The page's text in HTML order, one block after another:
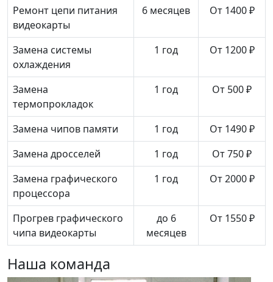
Ремонт цепи питания
видеокарты
6 месяцев От 1400 ₽
Замена системы
охлаждения
1 год От 1200 ₽
Замена
термопрокладок
1 год От 500 ₽
Замена чипов памяти 1 год
От 1490 ₽
Замена дросселей
1 год
От 750 ₽
Замена графического
процессора
1 год От 2000 ₽
Прогрев графического
чипа видеокарты
до 6
месяцев
От 1550 ₽
Наша команда